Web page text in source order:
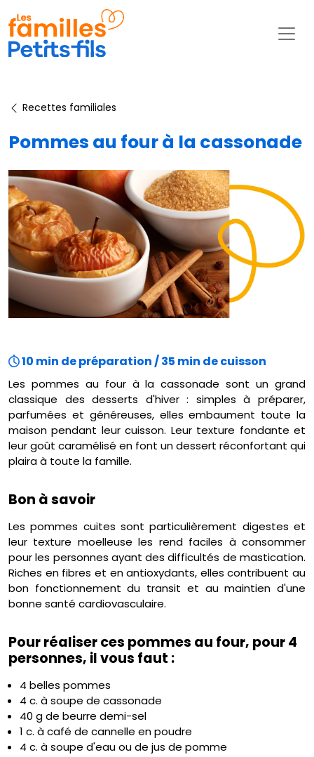
Recettes familiales
Pommes au four à la cassonade
10 min de préparation / 35 min de cuisson
Les pommes au four à la cassonade sont un grand
classique des desserts d'hiver : simples à préparer,
parfumées et généreuses, elles embaument toute la
maison pendant leur cuisson. Leur texture fondante et
leur goût caramélisé en font un dessert réconfortant qui
plaira à toute la famille.
Bon à savoir
Les pommes cuites sont particulièrement digestes et
leur texture moelleuse les rend faciles à consommer
pour les personnes ayant des difficultés de mastication.
Riches en fibres et en antioxydants, elles contribuent au
bon fonctionnement du transit et au maintien d'une
bonne santé cardiovasculaire.
Pour réaliser ces pommes au four, pour 4
personnes, il vous faut :
4 belles pommes
4 c. à soupe de cassonade
40 g de beurre demi-sel
1 c. à café de cannelle en poudre
4 c. à soupe d'eau ou de jus de pomme